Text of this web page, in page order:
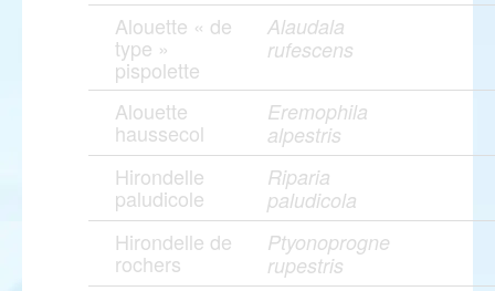
Alouette « de
type »
pispolette
Alaudala
rufescens
Alouette
haussecol
Eremophila
alpestris
Hirondelle
paludicole
Riparia
paludicola
Hirondelle de
rochers
Ptyonoprogne
rupestris